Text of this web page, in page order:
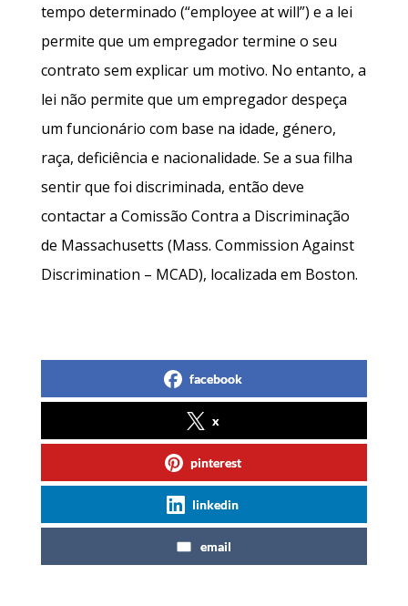
tempo determinado (“employee at will”) e a lei
permite que um empregador termine o seu
contrato sem explicar um motivo. No entanto, a
lei não permite que um empregador despeça
um funcionário com base na idade, género,
raça, deficiência e nacionalidade. Se a sua filha
sentir que foi discriminada, então deve
contactar a Comissão Contra a Discriminação
de Massachusetts (Mass. Commission Against
Discrimination – MCAD), localizada em Boston.
facebook
x
pinterest
linkedin
email